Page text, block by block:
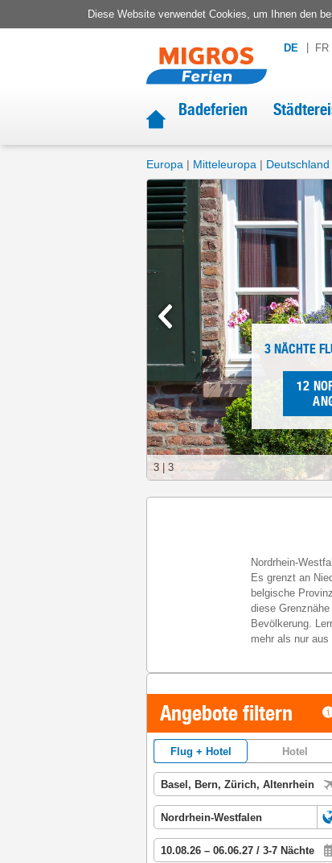
Diese Website verwendet Cookies, um Ihnen den
DE FR
Badeferien
Europa Mitteleuropa Deutschland
3 3
3 NÄCHTE
12
Nordrhein-
Es grenzt an
belgische
diese
Bevölkerung.
mehr als nur
Angebote filtern
Flug + Hotel Hotel